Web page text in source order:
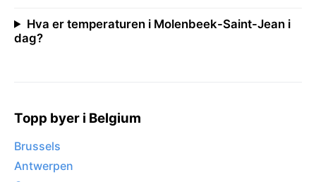
Hva er temperaturen i Molenbeek-Saint-Jean i
dag?
Topp byer i Belgium
Brussels
Antwerpen